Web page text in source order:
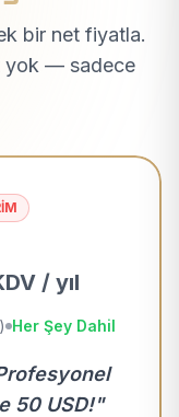
bir net fiyatla.
yok — sadece
/ yıl
Her Şey Dahil
50 USD!"